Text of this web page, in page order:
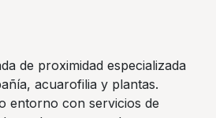
de proximidad especializada
acuarofilia y plantas.
entorno con servicios de